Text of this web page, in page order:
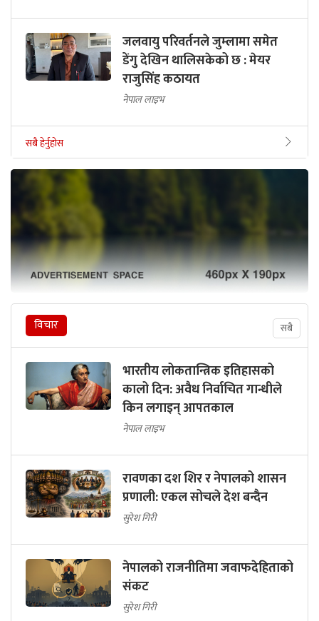
जलवायु परिवर्तनले जुम्लामा समेत
डेंगु देखिन थालिसकेको छ : मेयर
राजुसिंह कठायत
नेपाल लाइभ
सबै हेर्नुहोस
विचार सबै
भारतीय लोकतान्त्रिक इतिहासको
कालो दिन: अवैध निर्वाचित गान्धीले
किन लगाइन् आपतकाल
नेपाल लाइभ
रावणका दश शिर र नेपालको शासन
प्रणाली: एकल सोचले देश बन्दैन
सुरेश गिरी
नेपालको राजनीतिमा जवाफदेहिताको
संकट
सुरेश गिरी